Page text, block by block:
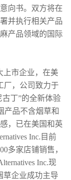
向书。双方将在
并执行相关产品
产品领域的国际
上市企业，在美
厂，公司致力于
古丁”的全新体验
产品不含烟草和
，已在美国和英
Inc.目前
多家店铺销售，
Inc.现
草企业成功主导